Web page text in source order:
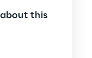
this